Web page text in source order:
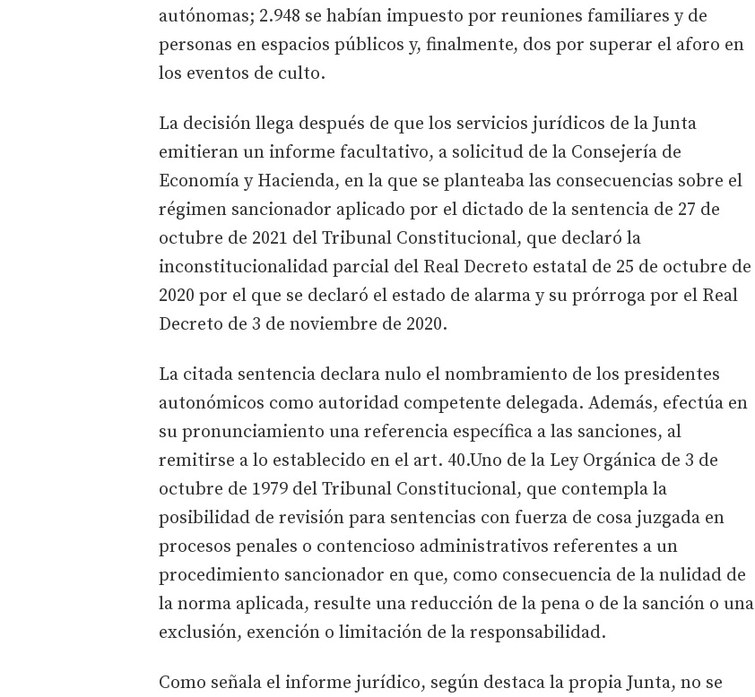
autónomas; 2.948 se habían impuesto por reuniones familiares y de
personas en espacios públicos y, finalmente, dos por superar el aforo en
los eventos de culto.
La decisión llega después de que los servicios jurídicos de la Junta
emitieran un informe facultativo, a solicitud de la Consejería de
Economía y Hacienda, en la que se planteaba las consecuencias sobre el
régimen sancionador aplicado por el dictado de la sentencia de 27 de
octubre de 2021 del Tribunal Constitucional, que declaró la
inconstitucionalidad parcial del Real Decreto estatal de 25 de octubre de
2020 por el que se declaró el estado de alarma y su prórroga por el Real
Decreto de 3 de noviembre de 2020.
La citada sentencia declara nulo el nombramiento de los presidentes
autonómicos como autoridad competente delegada. Además, efectúa en
su pronunciamiento una referencia específica a las sanciones, al
remitirse a lo establecido en el art. 40.Uno de la Ley Orgánica de 3 de
octubre de 1979 del Tribunal Constitucional, que contempla la
posibilidad de revisión para sentencias con fuerza de cosa juzgada en
procesos penales o contencioso administrativos referentes a un
procedimiento sancionador en que, como consecuencia de la nulidad de
la norma aplicada, resulte una reducción de la pena o de la sanción o una
exclusión, exención o limitación de la responsabilidad.
Como señala el informe jurídico, según destaca la propia Junta, no se